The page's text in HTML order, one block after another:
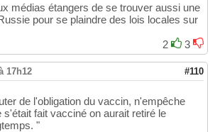
médias étangers de se trouver aussi une
pour se plaindre des lois locales sur
2
3
17h12 #110
de l'obligation du vaccin, n'empêche
s'était fait vacciné on aurait retiré le
"